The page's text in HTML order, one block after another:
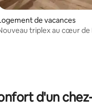
moyenne sur la base de
de vacances
triplex au cœur de
d'un